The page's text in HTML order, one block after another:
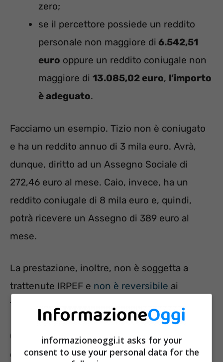
zero;
se il percettore possiede un reddito
personale non maggiore di 6.542,51
euro oppure un reddito coniugale non
maggiore di 13.085,02 euro, l’importo
è adeguato.
Facciamo un esempio. Tizio non è coniugato
e ha un reddito annuo di 3 mila euro. Avrà,
dunque, diritto ad un Assegno Sociale di
272,46 euro al mese. Caio, invece, ha un
reddito coniugale di 8 mila euro e, quindi,
potrà ricevere un Assegno di 389 euro al
mese.
La prestazione, inoltre, non è soggetta a
trattenute IRPEF e non è reversibile ai
familiari superstiti.
Calcolo dell’Assegno Sociale: in
che modo avviene?
informazioneoggi.it asks for your
consent to use your personal data for the